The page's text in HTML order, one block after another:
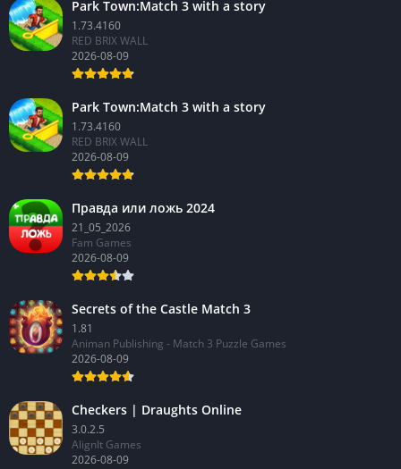
Park Town:Match 3 with a story
1.73.4160
RED BRIX WALL
2026-08-09
Park Town:Match 3 with a story
1.73.4160
RED BRIX WALL
2026-08-09
Правда или ложь 2024
21_05_2026
Fam Games
2026-08-09
Secrets of the Castle Match 3
1.81
Animan Publishing - Match 3 Puzzle Games
2026-08-09
Checkers | Draughts Online
3.0.2.5
AlignIt Games
2026-08-09